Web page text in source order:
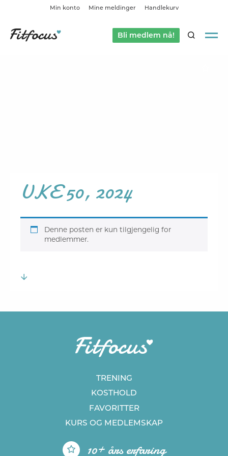
Min konto Mine meldinger Handlekurv
Bli medlem nå!SØK
UKE 50, 2024
Denne posten er kun tilgjengelig for
medlemmer.
TRENING
KOSTHOLD
FAVORITTER
KURS OG MEDLEMSKAP
10+ års erfaring